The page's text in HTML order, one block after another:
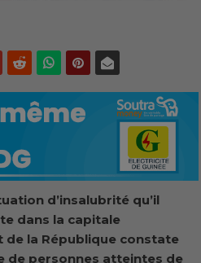
d’insalubrité qu’il
dans la capitale
de la République constate
de personnes atteintes de